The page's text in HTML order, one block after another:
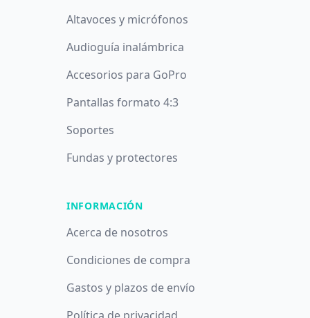
Altavoces y micrófonos
Audioguía inalámbrica
Accesorios para GoPro
Pantallas formato 4:3
Soportes
Fundas y protectores
INFORMACIÓN
Acerca de nosotros
Condiciones de compra
Gastos y plazos de envío